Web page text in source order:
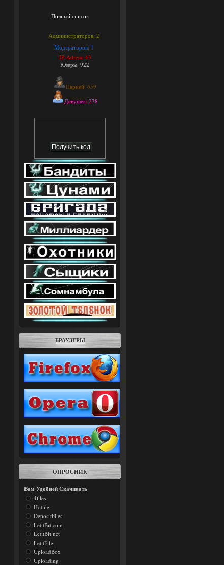
Полный список
Администраторов: 2
Модераторов: 1
IP-Adress: 43
Юзеры: 922
Парней: 659
Девушек: 278
БРАУЗЕРЫ
ОПРОСНИК
Вам Удобней Скачивать
4files
Hotfile
DepositFiles
LetitBit.com
LetitBit.net
LetitFile
UploadBox
Uploading